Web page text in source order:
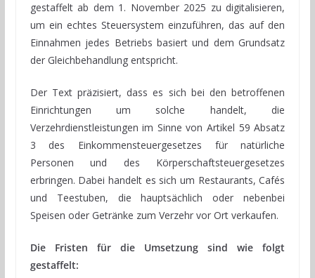
gestaffelt ab dem 1. November 2025 zu digitalisieren,
um ein echtes Steuersystem einzuführen, das auf den
Einnahmen jedes Betriebs basiert und dem Grundsatz
der Gleichbehandlung entspricht.
Der Text präzisiert, dass es sich bei den betroffenen
Einrichtungen um solche handelt, die
Verzehrdienstleistungen im Sinne von Artikel 59 Absatz
3 des Einkommensteuergesetzes für natürliche
Personen und des Körperschaftsteuergesetzes
erbringen. Dabei handelt es sich um Restaurants, Cafés
und Teestuben, die hauptsächlich oder nebenbei
Speisen oder Getränke zum Verzehr vor Ort verkaufen.
Die Fristen für die Umsetzung sind wie folgt
gestaffelt: